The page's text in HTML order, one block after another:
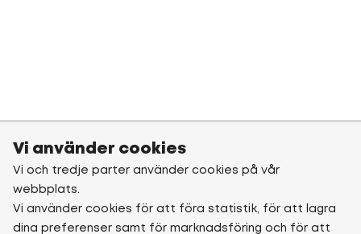
Vi använder cookies
Vi och tredje parter använder cookies på vår
webbplats.
Vi använder cookies för att föra statistik, för att lagra
dina preferenser samt för marknadsföring och för att